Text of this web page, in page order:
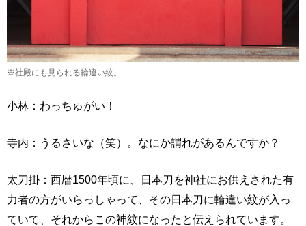
※社殿にも見られる輪違い紋。
小林：わっちゅがい！
寺内：うるさいな（笑）。なにか謂れがあるんですか？
太刀掛：西暦1500年頃に、日本刀を神社にお供えされた有
力者の方がいらっしゃって、その日本刀に輪違い紋が入っ
ていて、それからこの神紋になったと伝えられています。